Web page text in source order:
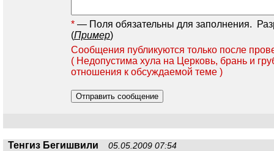
* — Поля обязательны для заполнения.
(Пример)
Сообщения публикуются только после
( Недопустима хула на Церковь, брань и
отношения к обсуждаемой теме )
Тенгиз Бегишвили 05.05.2009 07:54